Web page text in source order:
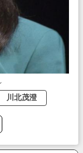
川北茂澄